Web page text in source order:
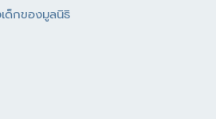
ด็กของมูลนิธิ